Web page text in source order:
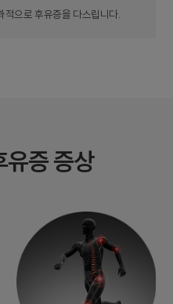
으로 후유증을 다스립니다.
유증 증상